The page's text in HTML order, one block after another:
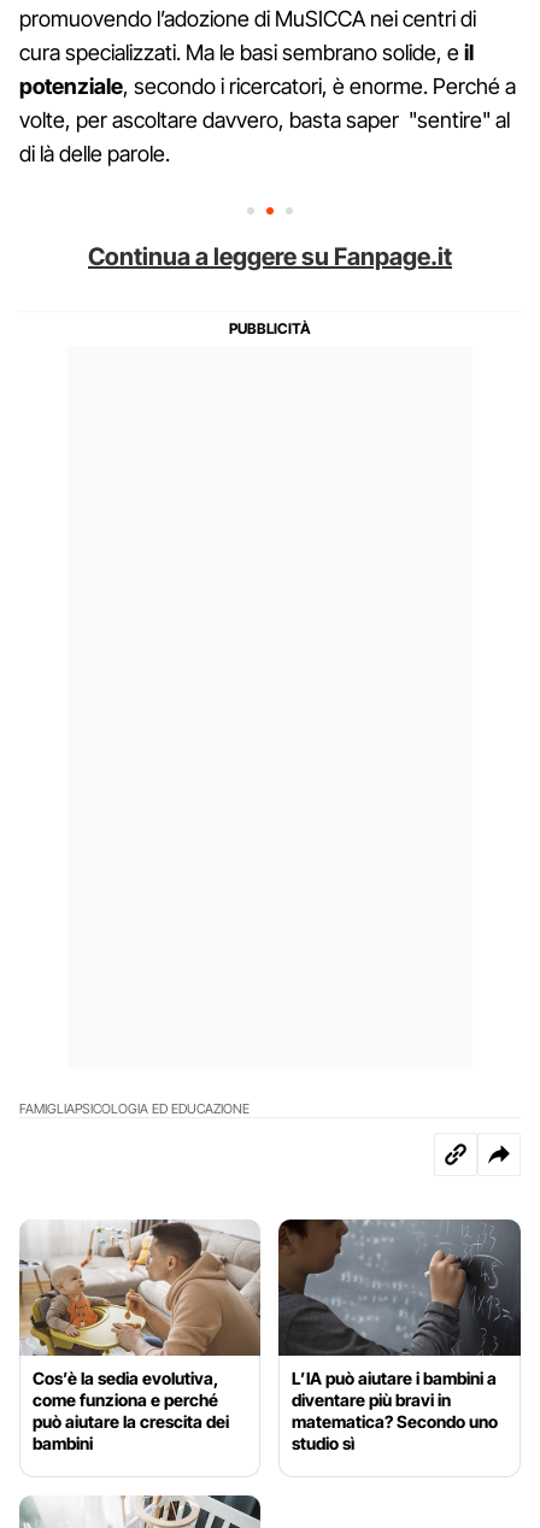
promuovendo l’adozione di MuSICCA nei centri di
cura specializzati. Ma le basi sembrano solide, eil
potenziale, secondo i ricercatori, è enorme. Perché a
volte, per ascoltare davvero, basta saper "sentire" al
di là delle parole.
Continua a leggere su Fanpage.it
FAMIGLIAPSICOLOGIA ED EDUCAZIONE
Cos’è la sedia evolutiva,
come funziona e perché
può aiutare la crescita dei
bambini
L’IA può aiutare i bambini a
diventare più bravi in
matematica? Secondo uno
studio sì